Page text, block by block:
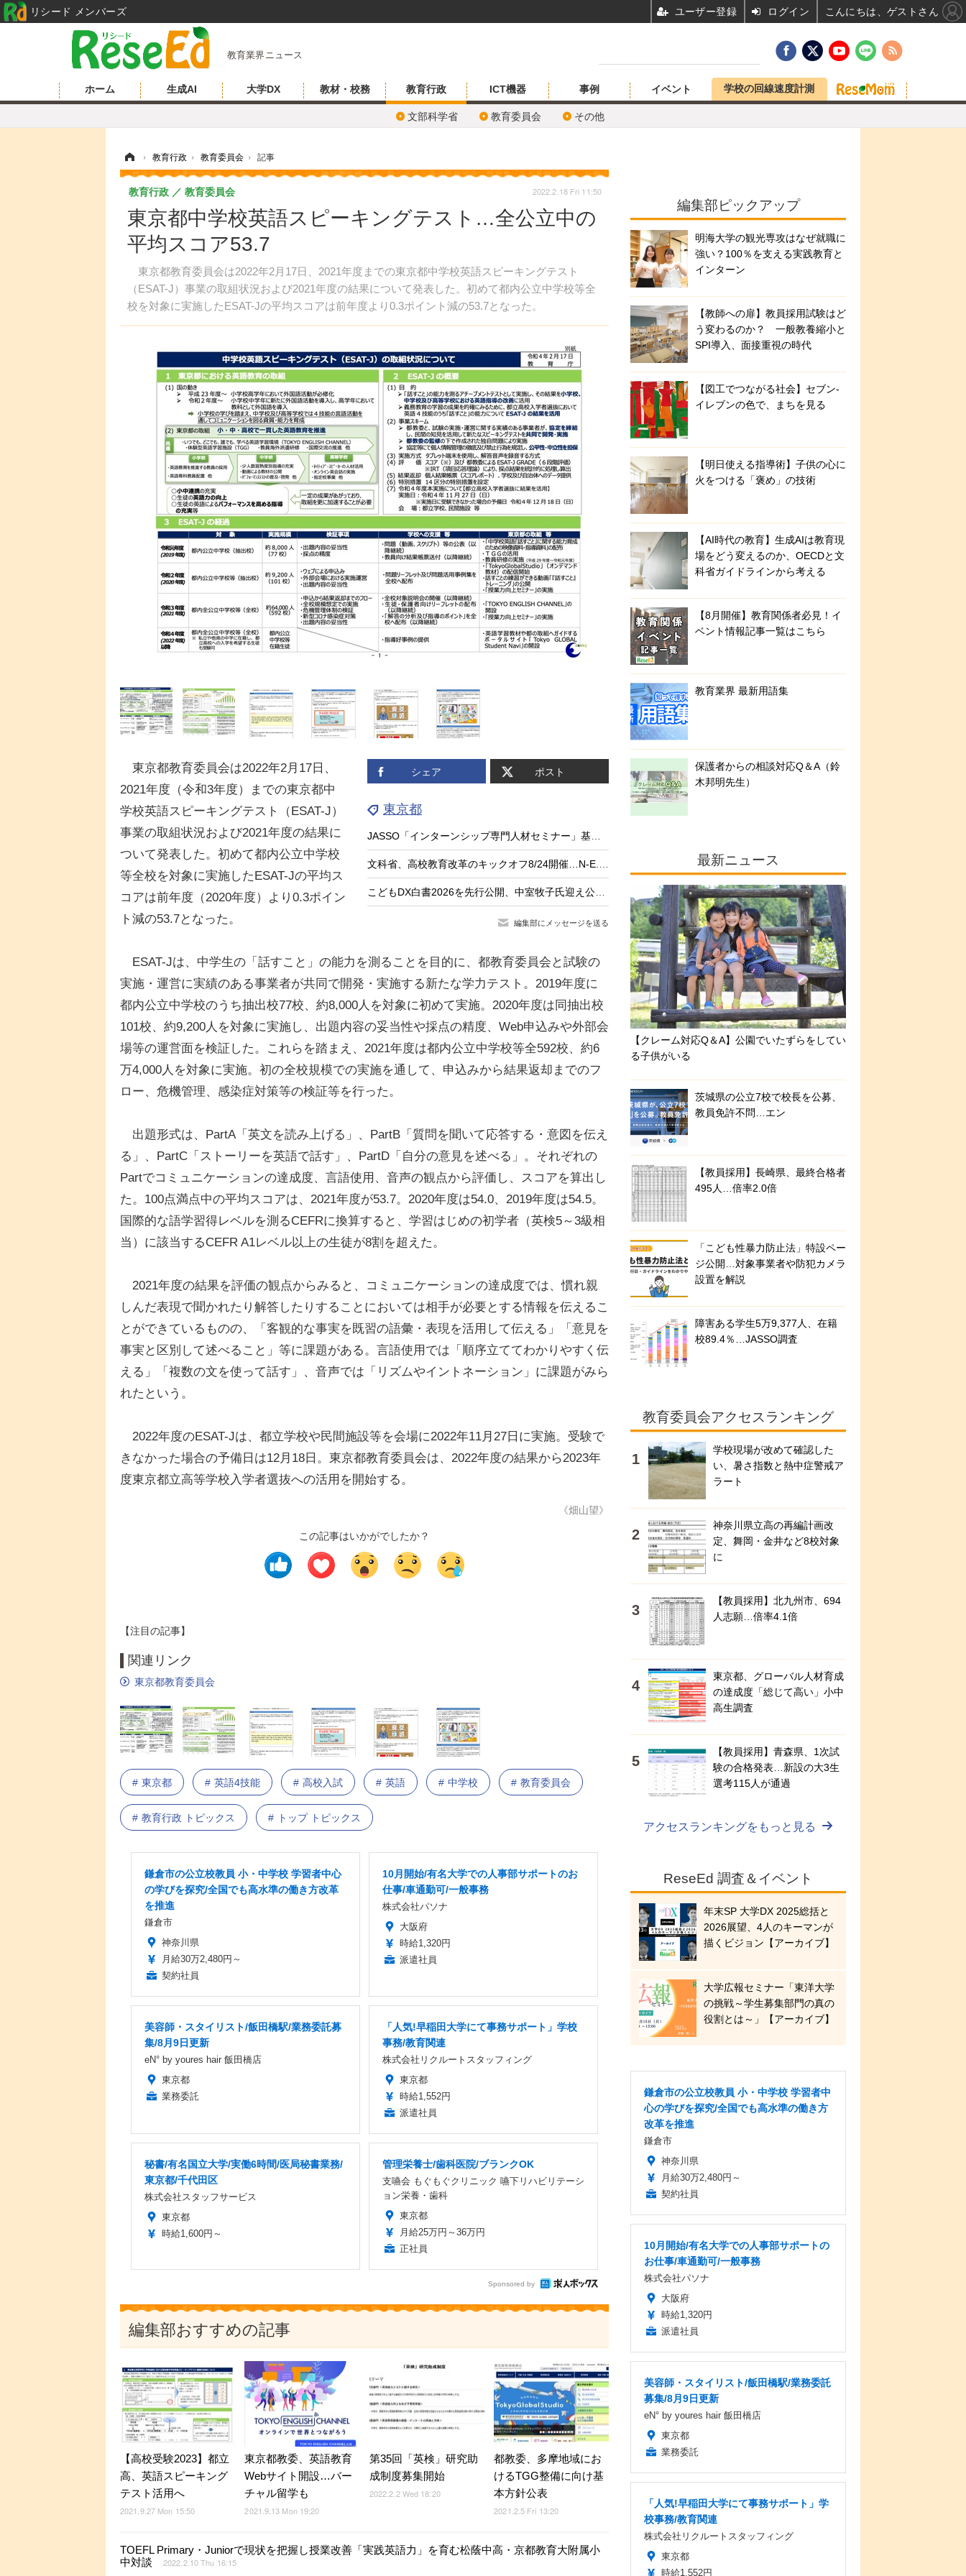
教育業界ニュース
ホーム 生成AI 大学DX 教材・校務 教育行政
文部科学省 教育委員会 その他
ICT機器 事例 イベント 学校の回線速度計測
› 教育行政 › 教育委員会 › 記事
東京都中学校英語スピーキングテスト…全公立中の
平均スコア53.7
東京都教育委員会は2022年2月17日、2021年度までの東京都中学校英語スピーキングテスト
（ESAT-J）事業の取組状況および2021年度の結果について発表した。初めて都内公立中学校等全
校を対象に実施したESAT-Jの平均スコアは前年度より0.3ポイント減の53.7となった。
教育行政 教育委員会 2022.2.18 Fri 11:50
シェア ポスト
東京都
編集部にメッセージを送る
東京都教育委員会は2022年2月17日、
2021年度（令和3年度）までの東京都中
学校英語スピーキングテスト（ESAT-J）
事業の取組状況および2021年度の結果に
ついて発表した。初めて都内公立中学校
等全校を対象に実施したESAT-Jの平均ス
コアは前年度（2020年度）より0.3ポイン
ト減の53.7となった。
ESAT-Jは、中学生の「話すこと」の能力を測ることを目的に、都教育委員会と試験の
実施・運営に実績のある事業者が共同で開発・実施する新たな学力テスト。2019年度に
都内公立中学校のうち抽出校77校、約8,000人を対象に初めて実施。2020年度は同抽出校
101校、約9,200人を対象に実施し、出題内容の妥当性や採点の精度、Web申込みや外部会
場等の運営面を検証した。これらを踏まえ、2021年度は都内公立中学校等全592校、約6
万4,000人を対象に実施。初の全校規模での実施を通して、申込みから結果返却までのフ
ロー、危機管理、感染症対策等の検証等を行った。
出題形式は、PartA「英文を読み上げる」、PartB「質問を聞いて応答する・意図を伝え
る」、PartC「ストーリーを英語で話す」、PartD「自分の意見を述べる」。それぞれの
Partでコミュニケーションの達成度、言語使用、音声の観点から評価し、スコアを算出し
た。100点満点中の平均スコアは、2021年度が53.7。2020年度は54.0、2019年度は54.5。
国際的な語学習得レベルを測るCEFRに換算すると、学習はじめの初学者（英検5～3級相
当）に該当するCEFR A1レベル以上の生徒が8割を超えた。
2021年度の結果を評価の観点からみると、コミュニケーションの達成度では、慣れ親
しんだ表現で聞かれたり解答したりすることにおいては相手が必要とする情報を伝えるこ
とができているものの、「客観的な事実を既習の語彙・表現を活用して伝える」「意見を
事実と区別して述べること」等に課題がある。言語使用では「順序立ててわかりやすく伝
える」「複数の文を使って話す」、音声では「リズムやイントネーション」に課題がみら
れたという。
2022年度のESAT-Jは、都立学校や民間施設等を会場に2022年11月27日に実施。受験で
きなかった場合の予備日は12月18日。東京都教育委員会は、2022年度の結果から2023年
度東京都立高等学校入学者選抜への活用を開始する。
《畑山望》
この記事はいかがでしたか？
【注目の記事】
関連リンク
東京都教育委員会
東京都 英語4技能 高校入試 英語 中学校 教育委員会
教育行政 トピックス トップ トピックス
鎌倉市の公立校教員 小・中学校 学習者中心
の学びを探究/全国でも高水準の働き方改革
を推進
鎌倉市
神奈川県
月給30万2,480円～
契約社員
10月開始/有名大学での人事部サポートのお
仕事/車通勤可/一般事務
株式会社パソナ
大阪府
時給1,320円
派遣社員
美容師・スタイリスト/飯田橋駅/業務委託募
集/8月9日更新
eN° by youres hair 飯田橋店
東京都
業務委託
「人気!早稲田大学にて事務サポート」学校
事務/教育関連
株式会社リクルートスタッフィング
東京都
時給1,552円
派遣社員
秘書/有名国立大学/実働6時間/医局秘書業務/
東京都/千代田区
株式会社スタッフサービス
東京都
時給1,600円～
管理栄養士/歯科医院/ブランクOK
支嚥会 もぐもぐクリニック 嚥下リハビリテーシ
ョン栄養・歯科
東京都
月給25万円～36万円
正社員
Sponsored by
編集部おすすめの記事
【高校受験2023】都立
高、英語スピーキング
テスト活用へ
2021.9.27 Mon 15:50
東京都教委、英語教育
Webサイト開設…バー
チャル留学も
2021.9.13 Mon 19:20
第35回「英検」研究助
成制度募集開始
2022.2.2 Wed 18:20
都教委、多摩地域にお
けるTGG整備に向け基
本方針公表
2021.2.5 Fri 13:20
TOEFL Primary・Juniorで現状を把握し授業改善「実践英語力」を育む松蔭中高・京都教育大附属小
中対談
2022.2.10 Thu 16:15
編集部ピックアップ
明海大学の観光専攻はなぜ就職に
強い？100％を支える実践教育と
インターン
【教師への扉】教員採用試験はど
う変わるのか？ 一般教養縮小と
SPI導入、面接重視の時代
【図工でつながる社会】セブン‐
イレブンの色で、まちを見る
【明日使える指導術】子供の心に
火をつける「褒め」の技術
【AI時代の教育】生成AIは教育現
場をどう変えるのか、OECDと文
科省ガイドラインから考える
【8月開催】教育関係者必見！イ
ベント情報記事一覧はこちら
教育業界 最新用語集
保護者からの相談対応Q＆A（鈴
木邦明先生）
最新ニュース
【クレーム対応Q＆A】公園でいたずらをしてい
る子供がいる
茨城県の公立7校で校長を公募、
教員免許不問…エン
【教員採用】長崎県、最終合格者
495人…倍率2.0倍
「こども性暴力防止法」特設ペー
ジ公開…対象事業者や防犯カメラ
設置を解説
障害ある学生5万9,377人、在籍
校89.4％…JASSO調査
教育委員会アクセスランキング
学校現場が改めて確認した
い、暑さ指数と熱中症警戒ア
ラート
神奈川県立高の再編計画改
定、舞岡・金井など8校対象
に
【教員採用】北九州市、694
人志願…倍率4.1倍
東京都、グローバル人材育成
の達成度「総じて高い」小中
高生調査
【教員採用】青森県、1次試
験の合格発表…新設の大3生
選考115人が通過
アクセスランキングをもっと見る
ReseEd 調査＆イベント
年末SP 大学DX 2025総括と
2026展望、4人のキーマンが
描くビジョン【アーカイブ】
大学広報セミナー「東洋大学
の挑戦～学生募集部門の真の
役割とは～」【アーカイブ】
鎌倉市の公立校教員 小・中学校 学習者中
心の学びを探究/全国でも高水準の働き方
改革を推進
鎌倉市
神奈川県
月給30万2,480円～
契約社員
10月開始/有名大学での人事部サポートの
お仕事/車通勤可/一般事務
株式会社パソナ
大阪府
時給1,320円
派遣社員
美容師・スタイリスト/飯田橋駅/業務委託
募集/8月9日更新
eN° by youres hair 飯田橋店
東京都
業務委託
「人気!早稲田大学にて事務サポート」学
校事務/教育関連
株式会社リクルートスタッフィング
東京都
時給1,552円
リシード メンバーズ ユーザー登録 ログイン こんにちは、ゲストさん